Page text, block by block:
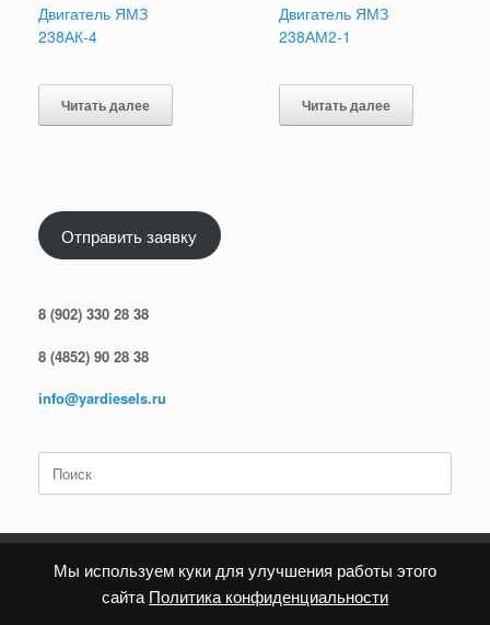
Мы используем куки для улучшения работы этого
сайта Политика конфиденциальности
Двигатель ЯМЗ
238АК-4
Читать далее
Двигатель ЯМЗ
238АМ2-1
Читать далее
Отправить заявку
8 (902) 330 28 38
8 (4852) 90 28 38
info@yardiesels.ru
по: